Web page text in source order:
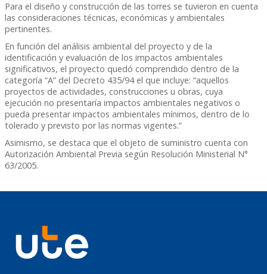
Para el diseño y construcción de las torres se tuvieron en cuenta
las consideraciones técnicas, económicas y ambientales
pertinentes.
En función del análisis ambiental del proyecto y de la
identificación y evaluación de los impactos ambientales
significativos, el proyecto quedó comprendido dentro de la
categoría “A” del Decreto 435/94 el que incluye: “aquellos
proyectos de actividades, construcciones u obras, cuya
ejecución no presentaría impactos ambientales negativos o
pueda presentar impactos ambientales mínimos, dentro de lo
tolerado y previsto por las normas vigentes.”
Asimismo, se destaca que el objeto de suministro cuenta con
Autorización Ambiental Previa según Resolución Ministerial N°
63/2005.